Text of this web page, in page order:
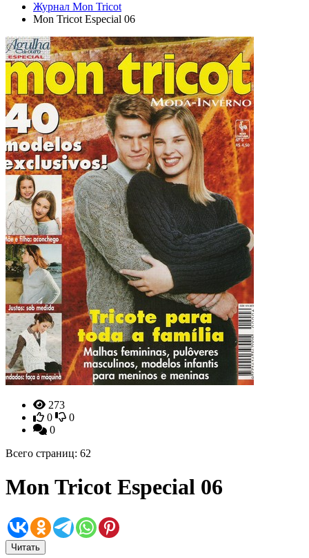
Журнал Mon Tricot
Mon Tricot Especial 06
273
0
0
0
Всего страниц: 62
Mon Tricot Especial 06
Читать